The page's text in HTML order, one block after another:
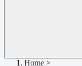
Home >